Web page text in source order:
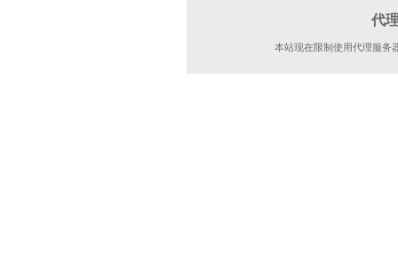
代
本站现在限制使用代理服务